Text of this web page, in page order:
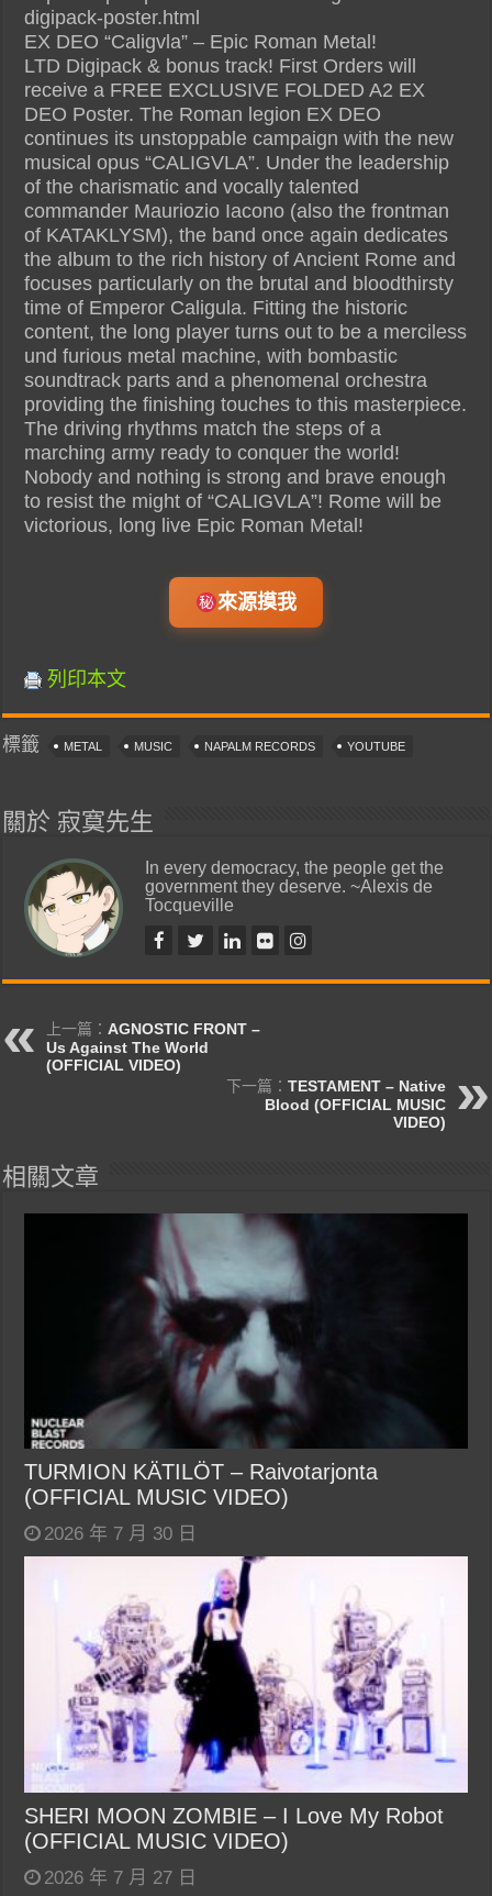
digipack-poster.html
EX DEO “Caligvla” – Epic Roman Metal!
LTD Digipack & bonus track! First Orders will
receive a FREE EXCLUSIVE FOLDED A2 EX
DEO Poster. The Roman legion EX DEO
continues its unstoppable campaign with the new
musical opus “CALIGVLA”. Under the leadership
of the charismatic and vocally talented
commander Mauriozio Iacono (also the frontman
of KATAKLYSM), the band once again dedicates
the album to the rich history of Ancient Rome and
focuses particularly on the brutal and bloodthirsty
time of Emperor Caligula. Fitting the historic
content, the long player turns out to be a merciless
und furious metal machine, with bombastic
soundtrack parts and a phenomenal orchestra
providing the finishing touches to this masterpiece.
The driving rhythms match the steps of a
marching army ready to conquer the world!
Nobody and nothing is strong and brave enough
to resist the might of “CALIGVLA”! Rome will be
victorious, long live Epic Roman Metal!
來源摸我
列印本文
標籤 METAL MUSIC NAPALM RECORDS YOUTUBE
關於 寂寞先生
In every democracy, the people get the
government they deserve. ~Alexis de
Tocqueville
上一篇：AGNOSTIC FRONT –
Us Against The World
(OFFICIAL VIDEO)
下一篇： TESTAMENT – Native
Blood (OFFICIAL MUSIC
VIDEO)
相關文章
TURMION KÄTILÖT – Raivotarjonta
(OFFICIAL MUSIC VIDEO)
2026 年 7 月 30 日
SHERI MOON ZOMBIE – I Love My Robot
(OFFICIAL MUSIC VIDEO)
2026 年 7 月 27 日